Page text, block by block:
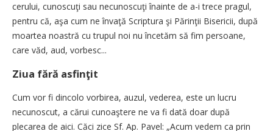
cerului, cunoscuţi sau necunoscuţi înainte de a-i trece pragul,
pentru că, aşa cum ne învaţă Scriptura şi Părinţii Bisericii, după
moartea noastră cu trupul noi nu încetăm să fim persoane,
care văd, aud, vorbesc...
Ziua fără asfinţit
Cum vor fi dincolo vorbirea, auzul, vederea, este un lucru
necunoscut, a cărui cunoaştere ne va fi dată doar după
plecarea de aici. Căci zice Sf. Ap. Pavel: „Acum vedem ca prin